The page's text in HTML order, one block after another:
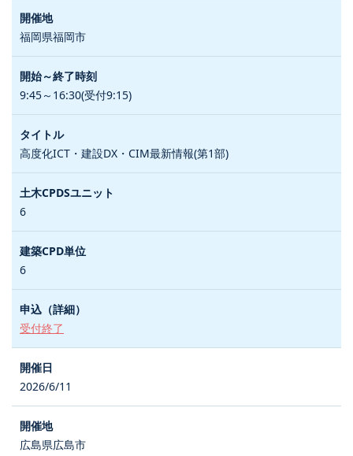
福岡県福岡市
9:45～16:30(受付9:15)
高度化ICT・建設DX・CIM最新情報(第1部)
6
6
受付終了
2026/6/11
広島県広島市